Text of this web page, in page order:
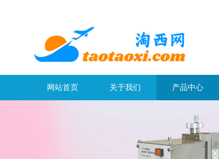
网站首页 关于我们 产品中心